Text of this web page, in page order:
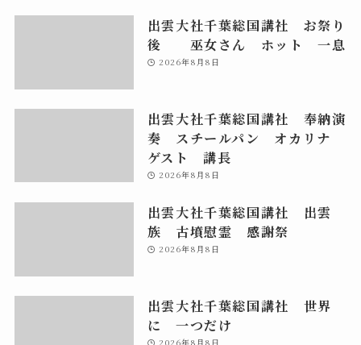
出雲大社千葉総国講社 お祭り
後 巫女さん ホット 一息
2026年8月8日
出雲大社千葉総国講社 奉納演
奏 スチールパン オカリナ
ゲスト 講長
2026年8月8日
出雲大社千葉総国講社 出雲
族 古墳慰霊 感謝祭
2026年8月8日
出雲大社千葉総国講社 世界
に 一つだけ
2026年8月8日